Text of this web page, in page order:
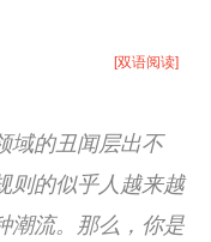
[双语阅读]
域的丑闻层出不
则的似乎人越来越
潮流。那么，你是